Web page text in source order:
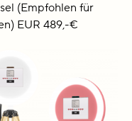
(Empfohlen für
EUR 489,-€